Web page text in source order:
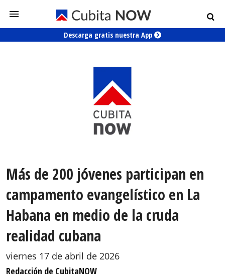
Descarga gratis nuestra App
Más de 200 jóvenes participan en
campamento evangelístico en La
Habana en medio de la cruda
realidad cubana
viernes 17 de abril de 2026
Redacción de CubitaNOW